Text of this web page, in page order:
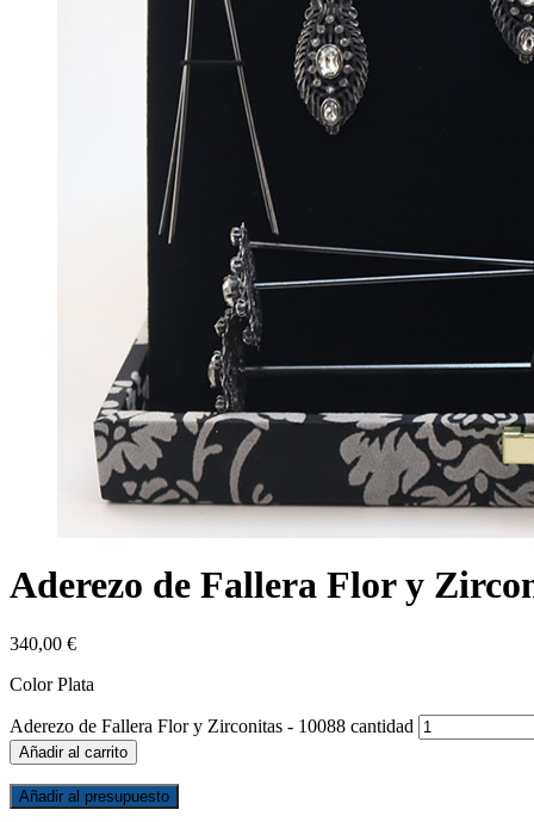
Aderezo de Fallera Flor y
340,00 €
Color Plata
Aderezo de Fallera Flor y Zirconitas - 10088 cantidad
Añadir al carrito
Añadir al presupuesto